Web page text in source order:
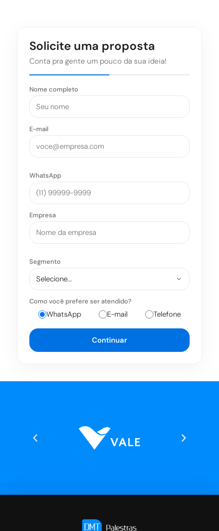
Solicite uma proposta
Conta pra gente um pouco da sua ideia!
Nome completo
E-mail
WhatsApp
Empresa
Segmento
Como você prefere ser atendido?
WhatsApp E-mail Telefone
Continuar